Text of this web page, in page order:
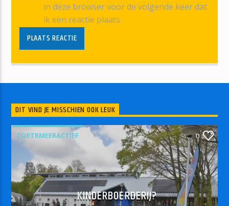
in deze browser voor de volgende keer dat
ik een reactie plaats.
DIT VIND JE MISSCHIEN OOK LEUK
ZOETRMEERACTIEF 0
KINDERBOERDERIJ?